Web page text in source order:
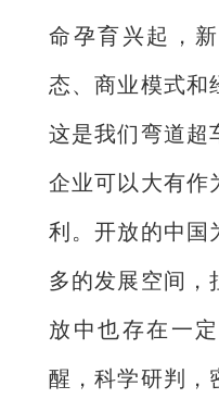
命孕育兴起，
态、商业模式和
这是我们弯道超
企业可以大有作
利。开放的中国
多的发展空间，
放中也存在一
醒，科学研判，